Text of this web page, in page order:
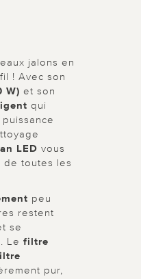
jalons en
! Avec son
W) et son
qui
LED vous
de toutes les
peu
restent
se
Le filtre
pur,